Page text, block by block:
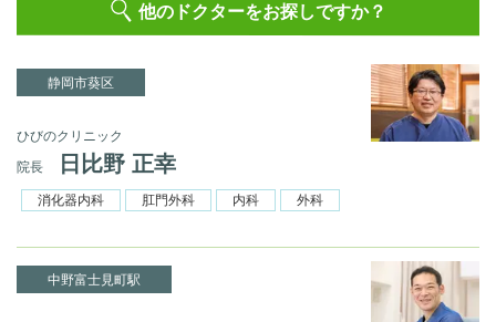
他のドクターをお探しですか？
静岡市葵区
ひびのクリニック
院長
日比野 正幸
消化器内科 肛門外科 内科 外科
中野富士見町駅